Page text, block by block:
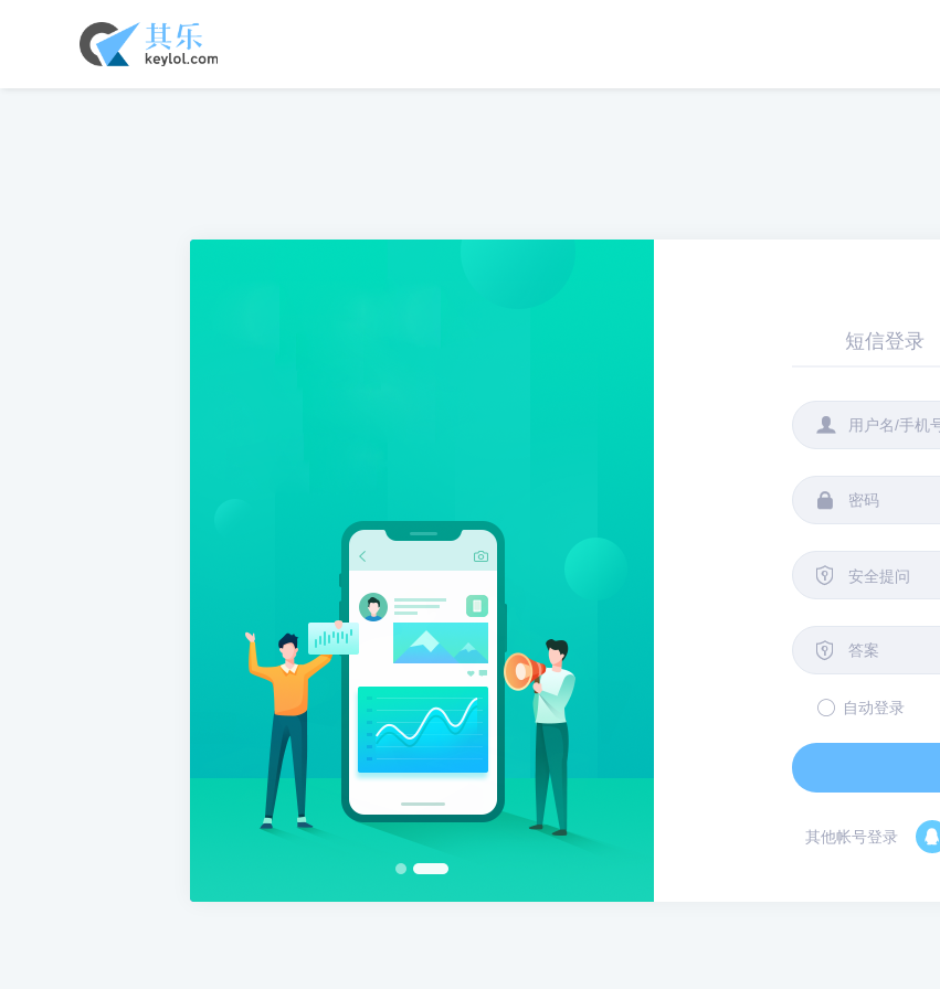
短信登录


 安全提问

自动登录
其他帐号登录 